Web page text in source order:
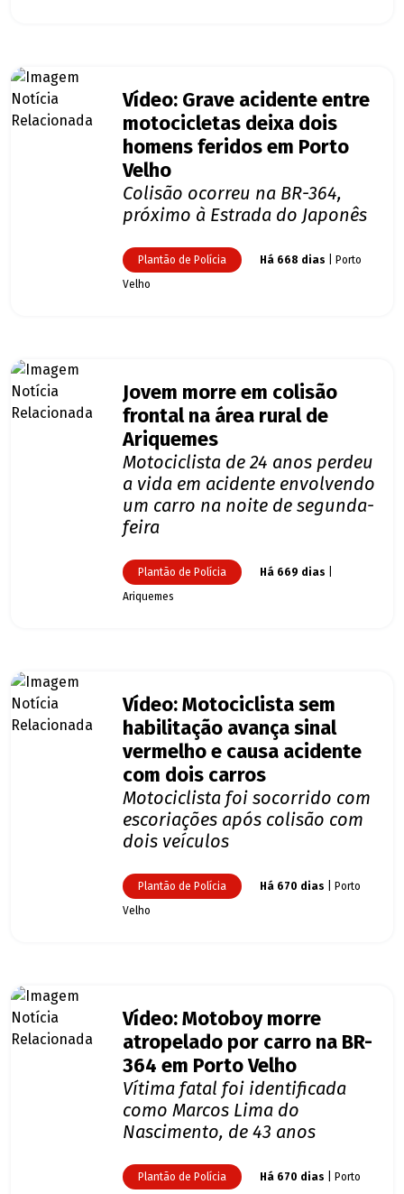
Vídeo: Grave acidente entre
motocicletas deixa dois
homens feridos em Porto
Velho
Colisão ocorreu na BR-364,
próximo à Estrada do Japonês
Plantão de Polícia Há 668 dias | Porto
Velho
Jovem morre em colisão
frontal na área rural de
Ariquemes
Motociclista de 24 anos perdeu
a vida em acidente envolvendo
um carro na noite de segunda-
feira
Plantão de Polícia Há 669 dias
Ariquemes
Vídeo: Motociclista sem
habilitação avança sinal
vermelho e causa acidente
com dois carros
Motociclista foi socorrido com
escoriações após colisão com
dois veículos
Plantão de Polícia Há 670 dias | Porto
Velho
Vídeo: Motoboy morre
atropelado por carro na BR-
364 em Porto Velho
Vítima fatal foi identificada
como Marcos Lima do
Nascimento, de 43 anos
Plantão de Polícia Há 670 dias | Porto